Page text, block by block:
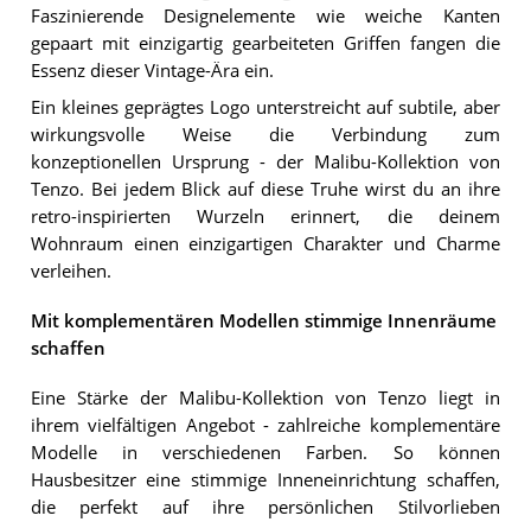
Faszinierende Designelemente wie weiche Kanten
gepaart mit einzigartig gearbeiteten Griffen fangen die
Essenz dieser Vintage-Ära ein.
Ein kleines geprägtes Logo unterstreicht auf subtile, aber
wirkungsvolle Weise die Verbindung zum
konzeptionellen Ursprung - der Malibu-Kollektion von
Tenzo. Bei jedem Blick auf diese Truhe wirst du an ihre
retro-inspirierten Wurzeln erinnert, die deinem
Wohnraum einen einzigartigen Charakter und Charme
verleihen.
Mit komplementären Modellen stimmige Innenräume
schaffen
Eine Stärke der Malibu-Kollektion von Tenzo liegt in
ihrem vielfältigen Angebot - zahlreiche komplementäre
Modelle in verschiedenen Farben. So können
Hausbesitzer eine stimmige Inneneinrichtung schaffen,
die perfekt auf ihre persönlichen Stilvorlieben